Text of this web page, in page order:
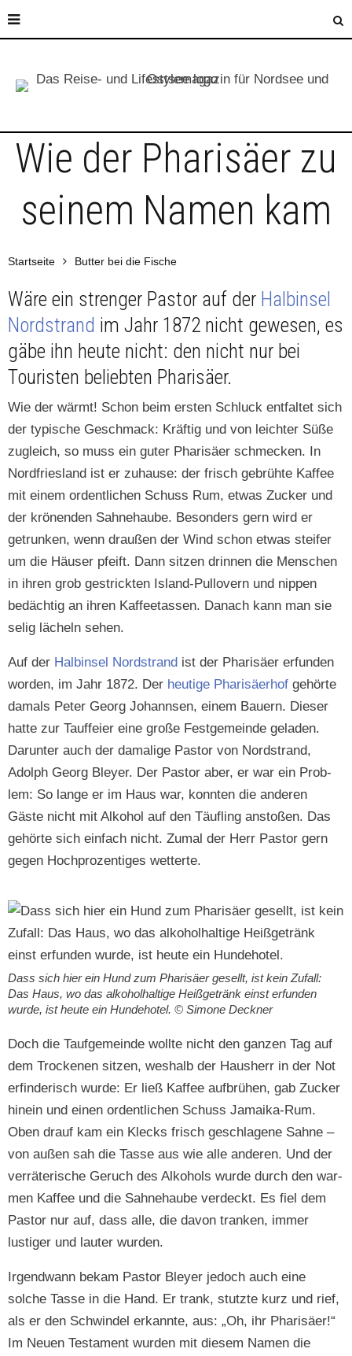
Wie der Pharisäer zu
seinem Namen kam
Startseite Butter bei die Fische
Wäre ein strenger Pastor auf der Halbinsel
Nordstrand im Jahr 1872 nicht gewesen, es
gäbe ihn heute nicht: den nicht nur bei
Touristen beliebten Pharisäer.
Wie der wärmt! Schon beim ersten Schluck ent­fal­tet sich
der typ­is­che Geschmack: Kräftig und von leichter Süße
zugle­ich, so muss ein guter Phar­isäer schmeck­en. In
Nord­fries­land ist er zuhause: der frisch gebrühte Kaf­fee
mit einem ordentlichen Schuss Rum, etwas Zuck­er und
der krö­nen­den Sah­ne­haube. Beson­ders gern wird er
getrunk­en, wenn draußen der Wind schon etwas steifer
um die Häuser pfeift. Dann sitzen drin­nen die Men­schen
in ihren grob gestrick­ten Island-Pullovern und nip­pen
bedächtig an ihren Kaf­fee­tassen. Danach kann man sie
selig lächeln sehen.
Auf der Hal­binsel Nord­strand ist der Phar­isäer erfun­den
wor­den, im Jahr 1872. Der heutige Phar­isäer­hof gehörte
damals Peter Georg Johannsen, einem Bauern. Dieser
hat­te zur Tauf­feier eine große Fest­ge­meinde geladen.
Darunter auch der dama­lige Pas­tor von Nord­strand,
Adolph Georg Bley­er. Der Pas­tor aber, er war ein Prob­
lem: So lange er im Haus war, kon­nten die anderen
Gäste nicht mit Alko­hol auf den Täu­fling anstoßen. Das
gehörte sich ein­fach nicht. Zumal der Herr Pas­tor gern
gegen Hoch­prozentiges wetterte.
Dass sich hier ein Hund zum Phar­isäer gesellt, ist kein Zufall:
Das Haus, wo das alko­hol­haltige Heißgetränk einst erfun­den
wurde, ist heute ein Hun­de­ho­tel. © Simone Deckner
Doch die Taufge­meinde wollte nicht den ganzen Tag auf
dem Trock­e­nen sitzen, weshalb der Haush­err in der Not
erfind­erisch wurde: Er ließ Kaf­fee auf­brühen, gab Zuck­er
hinein und einen ordentlichen Schuss Jamai­ka-Rum.
Oben drauf kam ein Klecks frisch geschla­gene Sahne –
von außen sah die Tasse aus wie alle anderen. Und der
ver­rä­ter­ische Geruch des Alko­hols wurde durch den war­
men Kaf­fee und die Sah­ne­haube verdeckt. Es fiel dem
Pas­tor nur auf, dass alle, die davon tranken, immer
lustiger und lauter wurden.
Irgend­wann bekam Pas­tor Bley­er jedoch auch eine
solche Tasse in die Hand. Er trank, stutzte kurz und rief,
als er den Schwindel erkan­nte, aus: „Oh, ihr Phar­isäer!“
Im Neuen Tes­ta­ment wur­den mit diesem Namen die